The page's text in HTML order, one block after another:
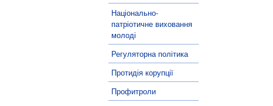
Національно-
патріотичне виховання
молоді
Регуляторна політика
Протидія корупції
Профитроли